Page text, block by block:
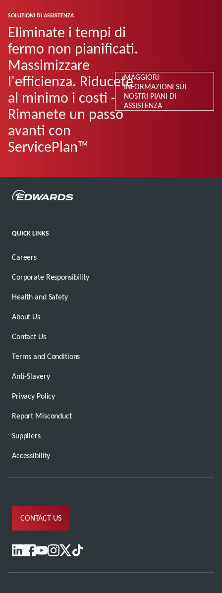
SOLUZIONI DI ASSISTENZA
Eliminate i tempi di
fermo non pianificati.
Massimizzare
l'efficienza. Riducete
al minimo i costi -
Rimanete un passo
avanti con
ServicePlan™
MAGGIORI
INFORMAZIONI SUI
NOSTRI PIANI DI
ASSISTENZA
QUICK LINKS
Careers
Corporate Responsibility
Health and Safety
About Us
Contact Us
Terms and Conditions
Anti-Slavery
Privacy Policy
Report Misconduct
Suppliers
Accessibility
CONTACT US